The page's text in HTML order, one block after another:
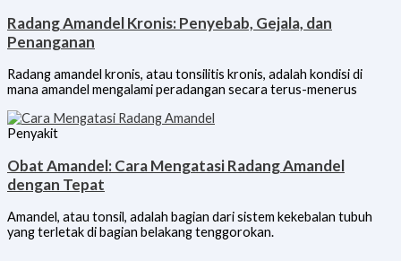
Radang Amandel Kronis: Penyebab, Gejala, dan
Penanganan
Radang amandel kronis, atau tonsilitis kronis, adalah kondisi di
mana amandel mengalami peradangan secara terus-menerus
Penyakit
Obat Amandel: Cara Mengatasi Radang Amandel
dengan Tepat
Amandel, atau tonsil, adalah bagian dari sistem kekebalan tubuh
yang terletak di bagian belakang tenggorokan.